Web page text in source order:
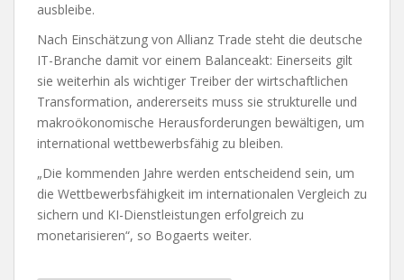
ausbleibe.
Nach Einschätzung von Allianz Trade steht die deutsche
IT-Branche damit vor einem Balanceakt: Einerseits gilt
sie weiterhin als wichtiger Treiber der wirtschaftlichen
Transformation, andererseits muss sie strukturelle und
makroökonomische Herausforderungen bewältigen, um
international wettbewerbsfähig zu bleiben.
„Die kommenden Jahre werden entscheidend sein, um
die Wettbewerbsfähigkeit im internationalen Vergleich zu
sichern und KI-Dienstleistungen erfolgreich zu
monetarisieren“, so Bogaerts weiter.